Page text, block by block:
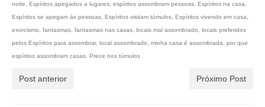
noite, Espíritos apegados a lugares, espíritos assombram pessoas, Espíritos na casa,
Espíritos se apegam às pessoas, Espíritos visitam túmulos, Espíritos vivendo em casa,
exorcismo, fantasmas, fantasmas nas casas, locais mal assombrado, locais preferidos
pelos Espíritos para assombrar, local assombrado, minha casa é assombrada, por que
espíritos assombram casas, Prece nos túmulos
Post anterior Próximo Post